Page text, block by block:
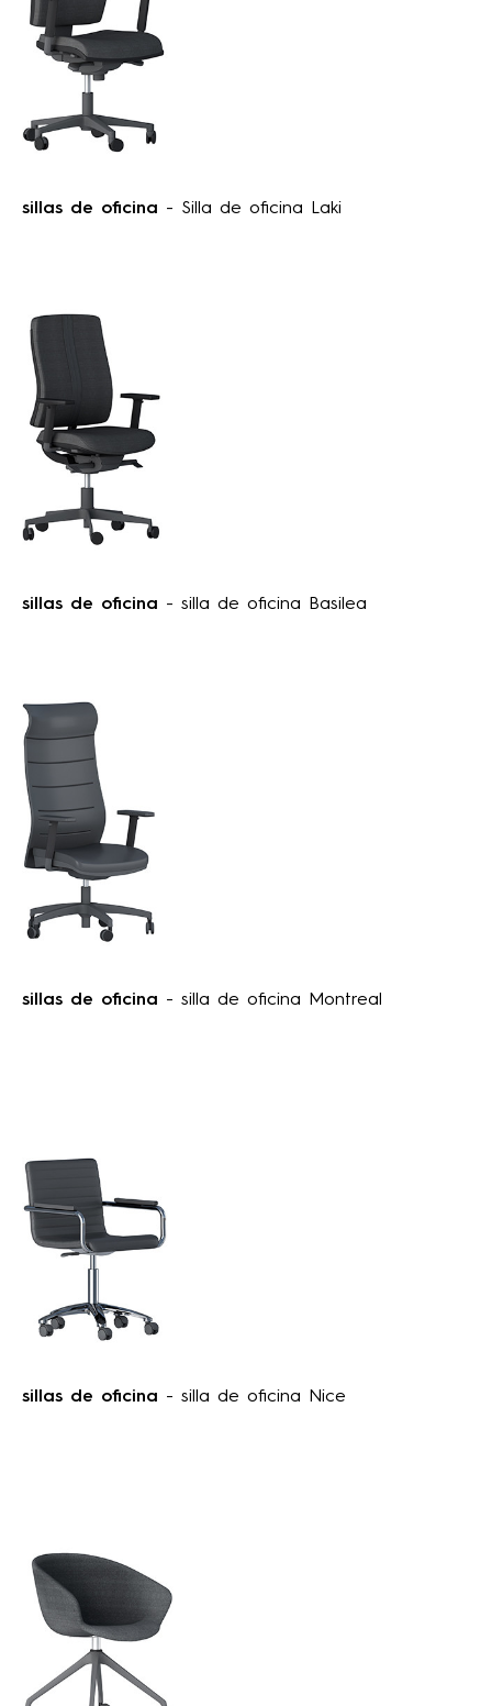
sillas de oficina - Silla de oficina Laki
sillas de oficina - silla de oficina Basilea
sillas de oficina - silla de oficina Montreal
sillas de oficina - silla de oficina Nice